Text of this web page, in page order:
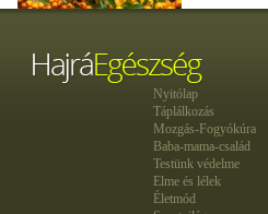
Nyitólap
Táplálkozás
Mozgás-Fogyókúra
Baba-mama-család
Testünk védelme
Elme és lélek
Életmód